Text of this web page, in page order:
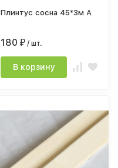
Плинтус сосна 45*3м А
180₽ / шт.
В корзину